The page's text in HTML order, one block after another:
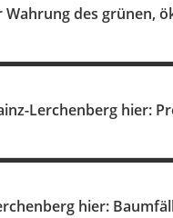
des grünen,
Lerchenberg hier:
hier: